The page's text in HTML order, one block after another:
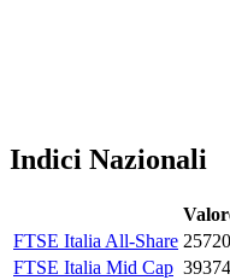
Indici Nazionali
FTSE Italia All-Share 25720
FTSE Italia Mid Cap 39374